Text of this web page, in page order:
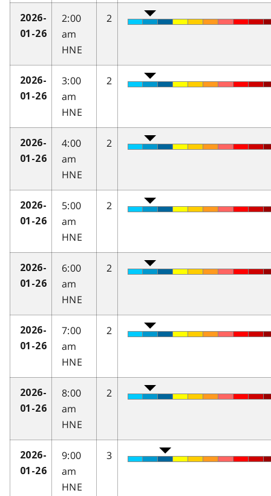
2026-
01-26
2:00
am
HNE
2
2026-
01-26
3:00
am
HNE
2
2026-
01-26
4:00
am
HNE
2
2026-
01-26
5:00
am
HNE
2
2026-
01-26
6:00
am
HNE
2
2026-
01-26
7:00
am
HNE
2
2026-
01-26
8:00
am
HNE
2
2026-
01-26
9:00
am
HNE
3